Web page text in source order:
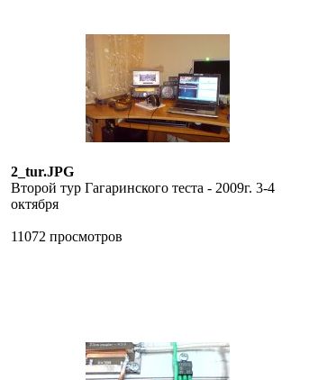
2_tur.JPG
Второй тур Гагаринского теста - 2009г. 3-4
октября
11072 просмотров